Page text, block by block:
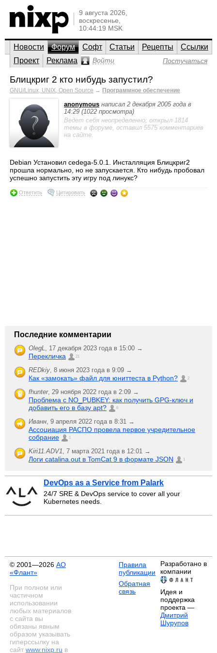
9 августа 2026,
воскресенье,
10:44:19 MSK
Новости Форум Софт Статьи Рецепты
Ссылки
Проект
Реклама Войти Постучаться
Блицкриг 2 кто нибудь запустил?
GNU/Linux, UNIX, Open Source → Программное обеспечение
anonymous написал 2 декабря 2005 года в
14:29 (1022 просмотра)
Ведет себя неопределенно; открыл 1814
темы в форуме, оставил 5575 комментариев
на сайте.
Debian Установил cedega-5.0.1. Инсталляция Блицкриг2
прошла нормально, но не запускается. Кто нибудь пробовал
успешно запустить эту игру под линукс?
Ответить Цитировать
Последние комментарии
OlegL, 17 декабря 2023 года в 15:00 →
Перекличка 21
REDkiy, 8 июня 2023 года в 9:09 →
Как «замокать» файл для юниттеста в Python? 2
fhunter, 29 ноября 2022 года в 2:09 →
Проблема с NO_PUBKEY: как получить GPG-ключ и
добавить его в базу apt?
6
Иванн, 9 апреля 2022 года в 8:31 →
Ассоциация РАСПО провела первое учредительное
собрание
1
Kiri11.ADV1, 7 марта 2021 года в 12:01 →
Логи catalina.out в TomCat 9 в формате JSON 1
DevOps as a Service from Palark
24/7 SRE & DevOps service to cover all your
Kubernetes needs.
© 2001—2026 АО
«Флант»
При полном или
частичном
использовании
любых материалов
с сайта вы
обязаны явным
образом указывать
гиперссылку на
сайт www.nixp.ru в
Правила
публикации
Обратная
связь
Разработано в
компании
Идея и
поддержка
проекта —
Дмитрий
Шурупов